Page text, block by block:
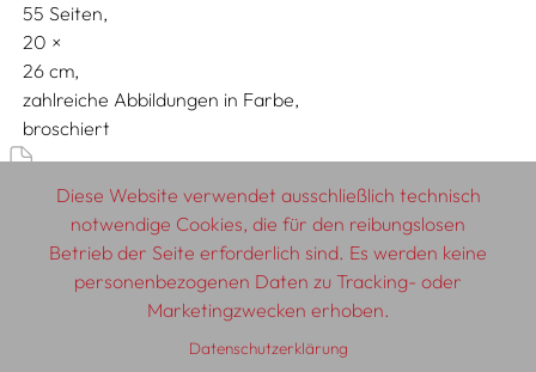
55 Seiten,
20
26
zahlreiche Abbildungen in Farbe
broschiert
Künstler:innenbücher, Werk- & Ausstellungskataloge
© 2026 SCHLEBRÜGGE.EDITOR
Diese Website verwendet ausschließlich technisch
notwendige Cookies, die für den reibungslosen
Betrieb der Seite erforderlich sind. Es werden keine
personenbezogenen Daten zu Tracking- oder
Marketingzwecken erhoben.
Datenschutzerklärung